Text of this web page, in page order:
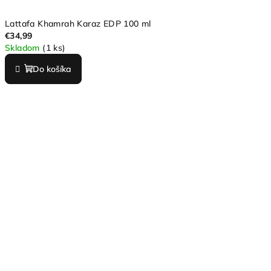
Lattafa Khamrah Karaz EDP 100 ml
€34,99
Skladom (1 ks)
Do košíka